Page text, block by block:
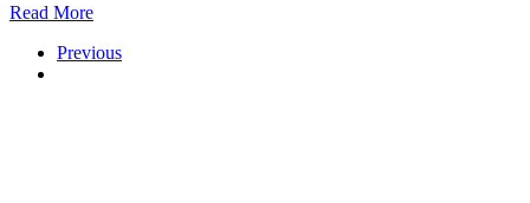
Read More
Previous